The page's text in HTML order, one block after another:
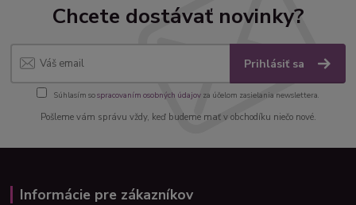
Chcete dostávať novinky?
Prihlásiť sa
Súhlasím sospracovaním osobných údajov za účelom zasielania newslettera.
Pošleme vám správu vždy, keď budeme mať v obchodíku niečo nové.
Informácie pre zákazníkov